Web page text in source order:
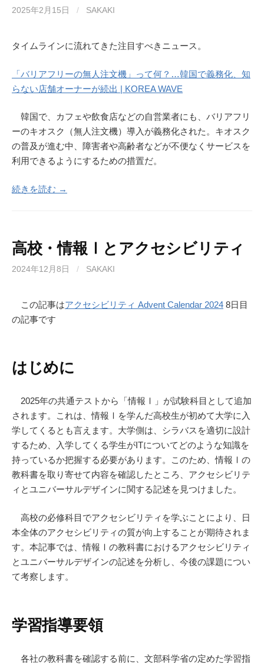
2025年2月15日 / SAKAKI
タイムラインに流れてきた注目すべきニュース。
「バリアフリーの無人注文機」って何？…韓国で義務化、知
らない店舗オーナーが続出 | KOREA WAVE
韓国で、カフェや飲食店などの自営業者にも、バリアフリ
ーのキオスク（無人注文機）導入が義務化された。キオスク
の普及が進む中、障害者や高齢者などが不便なくサービスを
利用できるようにするための措置だ。
続きを読む →
高校・情報Ⅰとアクセシビリティ
2024年12月8日 / SAKAKI
この記事はアクセシビリティ Advent Calendar 2024 8日目
の記事です
はじめに
2025年の共通テストから「情報Ⅰ」が試験科目として追加
されます。これは、情報Ⅰを学んだ高校生が初めて大学に入
学してくるとも言えます。大学側は、シラバスを適切に設計
するため、入学してくる学生がITについてどのような知識を
持っているか把握する必要があります。このため、情報Ⅰの
教科書を取り寄せて内容を確認したところ、アクセシビリテ
ィとユニバーサルデザインに関する記述を見つけました。
高校の必修科目でアクセシビリティを学ぶことにより、日
本全体のアクセシビリティの質が向上することが期待されま
す。本記事では、情報Ⅰの教科書におけるアクセシビリティ
とユニバーサルデザインの記述を分析し、今後の課題につい
て考察します。
学習指導要領
各社の教科書を確認する前に、文部科学省の定めた学習指